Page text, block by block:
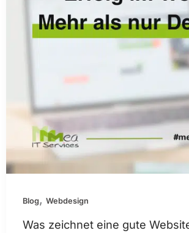
Blog,Webdesign
Was zeichnet eine gute